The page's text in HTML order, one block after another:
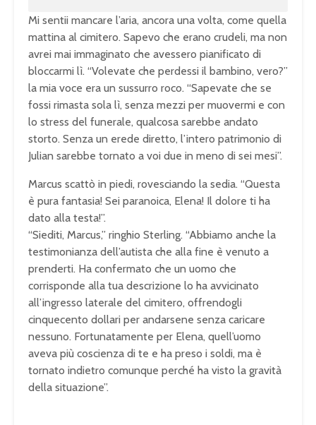
Mi sentii mancare l’aria, ancora una volta, come quella
mattina al cimitero. Sapevo che erano crudeli, ma non
avrei mai immaginato che avessero pianificato di
bloccarmi lì. “Volevate che perdessi il bambino, vero?”
la mia voce era un sussurro roco. “Sapevate che se
fossi rimasta sola lì, senza mezzi per muovermi e con
lo stress del funerale, qualcosa sarebbe andato
storto. Senza un erede diretto, l’intero patrimonio di
Julian sarebbe tornato a voi due in meno di sei mesi”.
Marcus scattò in piedi, rovesciando la sedia. “Questa
è pura fantasia! Sei paranoica, Elena! Il dolore ti ha
dato alla testa!”.
“Siediti, Marcus,” ringhio Sterling. “Abbiamo anche la
testimonianza dell’autista che alla fine è venuto a
prenderti. Ha confermato che un uomo che
corrisponde alla tua descrizione lo ha avvicinato
all’ingresso laterale del cimitero, offrendogli
cinquecento dollari per andarsene senza caricare
nessuno. Fortunatamente per Elena, quell’uomo
aveva più coscienza di te e ha preso i soldi, ma è
tornato indietro comunque perché ha visto la gravità
della situazione”.